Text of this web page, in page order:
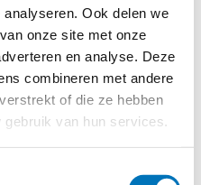
Ook delen we
onze site met onze
en analyse. Deze
combineren met andere
of die ze hebben
van hun services.
plek zijn. Een goed
kassasysteem draagt
het resultaat